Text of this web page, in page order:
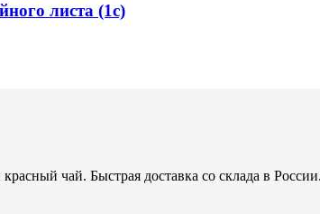
листа (1с)
чай. Быстрая доставка со склада в